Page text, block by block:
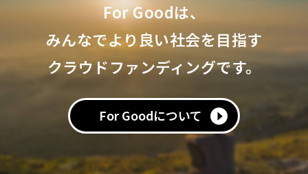
For Goodは、
みんなでより良い社会を目指す
クラウドファンディングです。
For Goodについて